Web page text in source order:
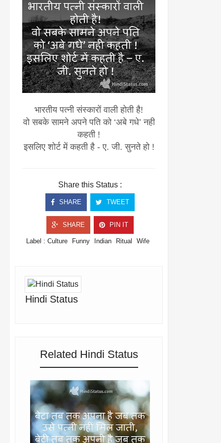
भारतीय पत्नी संस्कारों वाली होती है!
वो सबके सामने अपने पति को ‘अबे गधे’ नही
कहती !
इसलिए शोर्ट में कहती है -ए. जी. सुनते हो!
Share this Status :
SHARE TWEET
SHARE PIN IT
Label : Culture Funny Indian Ritual Wife
Hindi Status
Related Hindi Status